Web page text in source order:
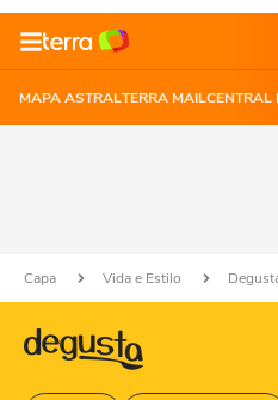
MAPA ASTRALTERRA MAILCENTRAL
Capa Vida e Estilo